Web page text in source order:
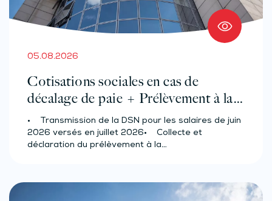
05.08.2026
Cotisations sociales en cas de
décalage de paie + Prélèvement à la
source des salariés et assimilés
(effectif d’au moins 50 salariés)
• Transmission de la DSN pour les salaires de juin
2026 versés en juillet 2026• Collecte et
déclaration du prélèvement à la…